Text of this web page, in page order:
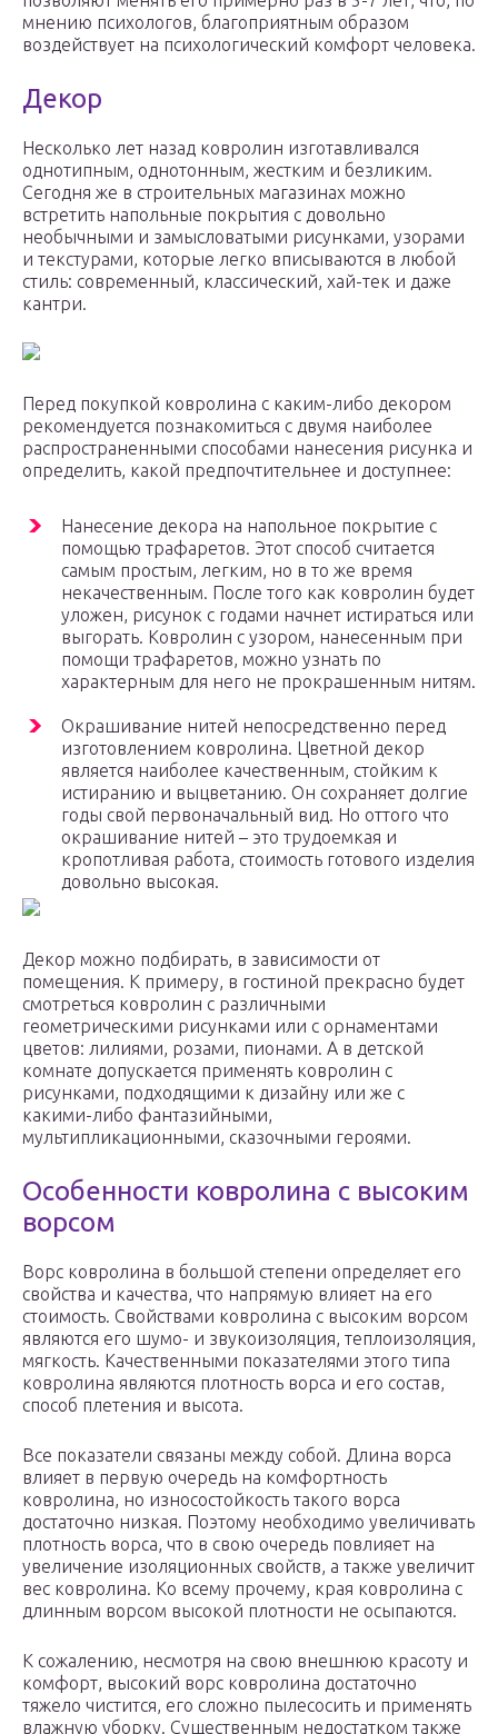
мнению психологов, благоприятным образом
воздействует на психологический комфорт человека.
Декор
Несколько лет назад ковролин изготавливался
однотипным, однотонным, жестким и безликим.
Сегодня же в строительных магазинах можно
встретить напольные покрытия с довольно
необычными и замысловатыми рисунками, узорами
и текстурами, которые легко вписываются в любой
стиль: современный, классический, хай-тек и даже
кантри.
Перед покупкой ковролина с каким-либо декором
рекомендуется познакомиться с двумя наиболее
распространенными способами нанесения рисунка и
определить, какой предпочтительнее и доступнее:
Нанесение декора на напольное покрытие с
помощью трафаретов. Этот способ считается
самым простым, легким, но в то же время
некачественным. После того как ковролин будет
уложен, рисунок с годами начнет истираться или
выгорать. Ковролин с узором, нанесенным при
помощи трафаретов, можно узнать по
характерным для него не прокрашенным нитям.
Окрашивание нитей непосредственно перед
изготовлением ковролина. Цветной декор
является наиболее качественным, стойким к
истиранию и выцветанию. Он сохраняет долгие
годы свой первоначальный вид. Но оттого что
окрашивание нитей – это трудоемкая и
кропотливая работа, стоимость готового изделия
довольно высокая.
Декор можно подбирать, в зависимости от
помещения. К примеру, в гостиной прекрасно будет
смотреться ковролин с различными
геометрическими рисунками или с орнаментами
цветов: лилиями, розами, пионами. А в детской
комнате допускается применять ковролин с
рисунками, подходящими к дизайну или же с
какими-либо фантазийными,
мультипликационными, сказочными героями.
Особенности ковролина с высоким
ворсом
Ворс ковролина в большой степени определяет его
свойства и качества, что напрямую влияет на его
стоимость. Свойствами ковролина с высоким ворсом
являются его шумо- и звукоизоляция, теплоизоляция,
мягкость. Качественными показателями этого типа
ковролина являются плотность ворса и его состав,
способ плетения и высота.
Все показатели связаны между собой. Длина ворса
влияет в первую очередь на комфортность
ковролина, но износостойкость такого ворса
достаточно низкая. Поэтому необходимо увеличивать
плотность ворса, что в свою очередь повлияет на
увеличение изоляционных свойств, а также увеличит
вес ковролина. Ко всему прочему, края ковролина с
длинным ворсом высокой плотности не осыпаются.
К сожалению, несмотря на свою внешнюю красоту и
комфорт, высокий ворс ковролина достаточно
тяжело чистится, его сложно пылесосить и применять
влажную уборку. Существенным недостатком также